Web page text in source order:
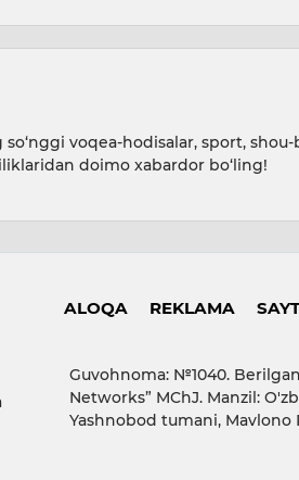
voqea-hodisalar, sport,
doimo xabardor bo‘ling!
ALOQA REKLAMA
Guvohnoma: №1040. Berilgan
Networks” MChJ. Manzil:
Yashnobod tumani, Mavlono